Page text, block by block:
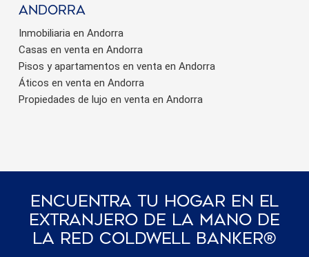
Andorra
Inmobiliaria en Andorra
Casas en venta en Andorra
Pisos y apartamentos en venta en Andorra
Áticos en venta en Andorra
Propiedades de lujo en venta en Andorra
Encuentra Tu Hogar En El
Extranjero De La Mano De
La Red Coldwell Banker®